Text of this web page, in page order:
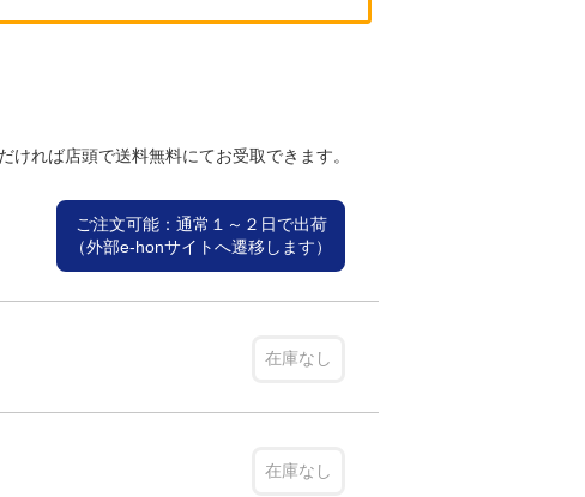
れば店頭で送料無料にてお受取できます。
ご注文可能：通常１～２日で出荷
（外部e-honサイトへ遷移します）
在庫なし
在庫なし